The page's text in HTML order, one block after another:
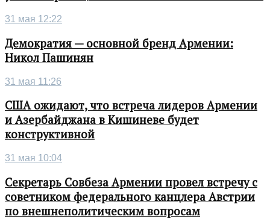
31 мая 12:22
Демократия — основной бренд Армении:
Никол Пашинян
31 мая 11:26
США ожидают, что встреча лидеров Армении
и Азербайджана в Кишиневе будет
конструктивной
31 мая 10:04
Секретарь Совбеза Армении провел встречу с
советником федерального канцлера Австрии
по внешнеполитическим вопросам